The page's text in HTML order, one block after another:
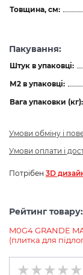
Товщина, см:
Пакування:
Штук в упаковці:
М2 в упаковці:
Вага упаковки (кг):
Умови обміну і
Умови оплати і
Потрібен 3D
Рейтинг товару:
M0G4 GRANDE
(плитка для